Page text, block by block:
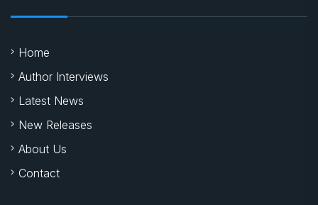
Home
Author Interviews
Latest News
New Releases
About Us
Contact